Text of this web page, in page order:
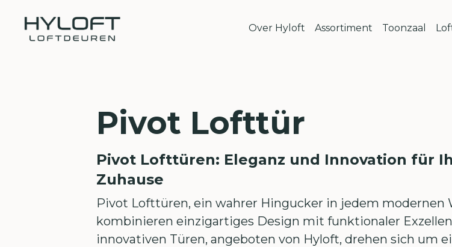
Over Hyloft Assortiment Toonzaal
Pivot Lofttür
Pivot Lofttüren: Eleganz und Innovation für
Zuhause
Pivot Lofttüren, ein wahrer Hingucker in jedem modernen
kombinieren einzigartiges Design mit funktionaler
innovativen Türen, angeboten von Hyloft, drehen sich um